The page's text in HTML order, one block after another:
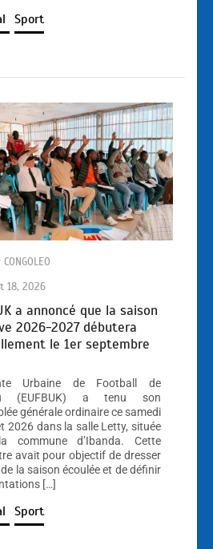
Sport
CONGOLEO
18, 2026
a annoncé que la saison
2026-2027 débutera
le 1er septembre
Urbaine de Football de
(EUFBUK) a tenu son
générale ordinaire ce samedi
2026 dans la salle Letty, située
commune d’Ibanda. Cette
avait pour objectif de dresser
de la saison écoulée et de définir
[…]
Sport